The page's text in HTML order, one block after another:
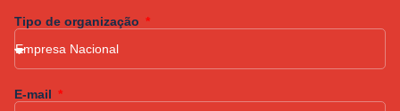
Tipo de organização
E-mail